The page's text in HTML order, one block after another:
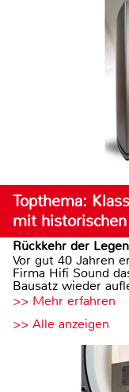
Topthema:
mit
Rückkehr der
Vor gut 40 Jahren
Firma Hifi Sound
Bausatz wieder
>> Mehr erfahren
>> Alle anzeigen